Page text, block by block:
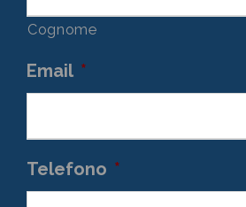
Cognome
Email *
Telefono *